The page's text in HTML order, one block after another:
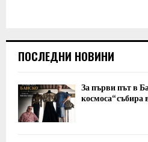
ПОСЛЕДНИ НОВИНИ
За първи път в
космоса“